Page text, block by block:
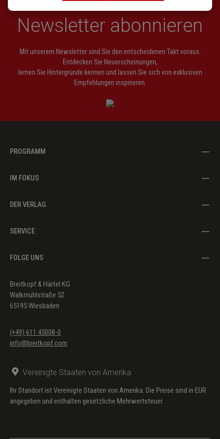
Newsletter abonnieren
Mit unserem Newsletter sind Sie den entscheidenen Takt voraus.
Entdecken Sie Neuerscheinungen,
lernen Sie Hintergründe kennen und lassen Sie sich von exklusiven
Empfehlungen inspirieren.
PROGRAMM
IM FOKUS
DER VERLAG
SERVICE
FOLGE UNS
Breitkopf & Härtel KG
Walkmühlstraße 52
65195 Wiesbaden
(+49) 611 45008-0
info@breitkopf.com
Vereinigte Staaten von Amerika
Ihr Standort ist Vereinigte Staaten von Amerika. Die Preise sind in EUR
angegeben und enthalten gesetzliche Mehrwertsteuer.